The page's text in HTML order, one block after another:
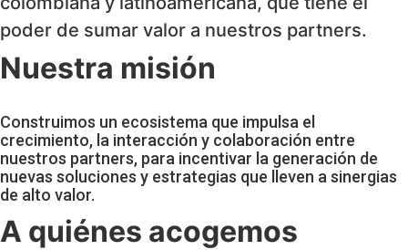
poder de sumar valor a nuestros partners.
Nuestra misión
Construimos un ecosistema que impulsa el
crecimiento, la interacción y colaboración entre
nuestros partners, para incentivar la generación de
nuevas soluciones y estrategias que lleven a sinergias
de alto valor.
A quiénes acogemos